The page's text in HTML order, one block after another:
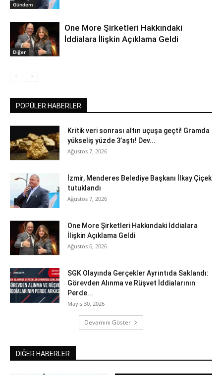
Gündem
Diğer
One More Şirketleri Hakkındaki
İddialara İlişkin Açıklama Geldi
POPÜLER HABERLER
Kritik veri sonrası altın uçuşa geçti! Gramda
yükseliş yüzde 3’aştı! Dev...
Ağustos 7, 2026
İzmir, Menderes Belediye Başkanı İlkay Çiçek
tutuklandı
Ağustos 7, 2026
One More Şirketleri Hakkındaki İddialara
İlişkin Açıklama Geldi
Ağustos 6, 2026
SGK Olayında Gerçekler Ayrıntıda Saklandı:
Görevden Alınma ve Rüşvet İddialarının
Perde...
Mayıs 30, 2026
Devamını Göster
DİĞER HABERLER